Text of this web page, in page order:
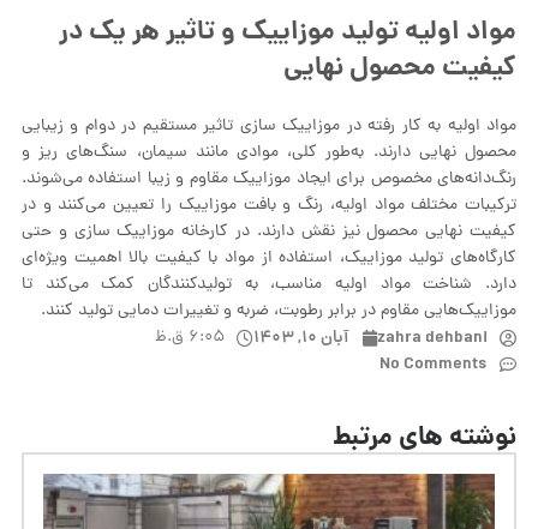
مواد اولیه تولید موزاییک و تاثیر هر یک در
کیفیت محصول نهایی
مواد اولیه به کار رفته در موزاییک‌ سازی تاثیر مستقیم در دوام و زیبایی
محصول نهایی دارند. به‌طور کلی، موادی مانند سیمان، سنگ‌های ریز و
رنگ‌دانه‌های مخصوص برای ایجاد موزاییک مقاوم و زیبا استفاده می‌شوند.
ترکیبات مختلف مواد اولیه، رنگ و بافت موزاییک را تعیین می‌کنند و در
کیفیت نهایی محصول نیز نقش دارند. در کارخانه موزاییک سازی و حتی
کارگاه‌های تولید موزاییک، استفاده از مواد با کیفیت بالا اهمیت ویژه‌ای
دارد. شناخت مواد اولیه مناسب، به تولیدکنندگان کمک می‌کند تا
موزاییک‌هایی مقاوم در برابر رطوبت، ضربه و تغییرات دمایی تولید کنند.
zahra dehbani آبان ۱۰, ۱۴۰۳ ۶:۰۵ ق.ظ
No Comments
نوشته های مرتبط